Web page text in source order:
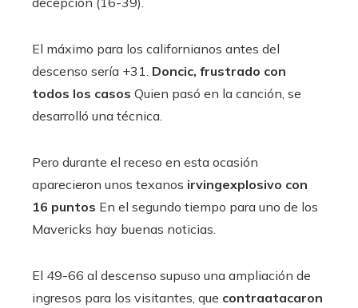
El máximo para los californianos antes del
descenso sería +31. Doncic, frustrado con
todos los casos Quien pasó en la canción, se
desarrolló una técnica.
Pero durante el receso en esta ocasión
aparecieron unos texanos irvingexplosivo con
16 puntos En el segundo tiempo para uno de los
Mavericks hay buenas noticias.
El 49-66 al descenso supuso una ampliación de
ingresos para los visitantes, que contraatacaron